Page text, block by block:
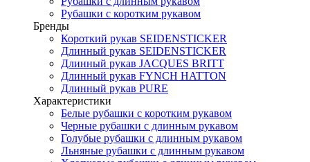
Рубашки с коротким рукавом
Бренды
Короткий рукав SEIDENSTICKER
Длинный рукав SEIDENSTICKER
Длинный рукав JAСQUES BRITT
Длинный рукав FYNCH HATTON
Длинный рукав PURE
Характеристики
Белые рубашки с коротким рукавом
Черные рубашки с длинным рукавом
Голубые рубашки с длинным рукавом
Льняные рубашки с длинным рукавом